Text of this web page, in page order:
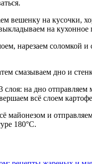
вешенку на кусочки,
на кухонное
нарезаем соломкой и
смазываем дно и
на дно отправляем
всё слоем
майонезом и
180°С.